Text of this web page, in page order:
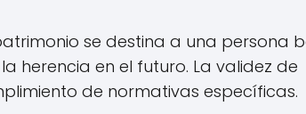
se destina a una persona
herencia en el futuro. La validez de
de normativas específicas.